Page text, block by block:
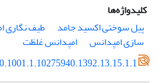
کلیدواژه‌ها
پیل سوختی اکسید جامد
طیف نگاری
سازی امپدانس
امپدانس غلظت